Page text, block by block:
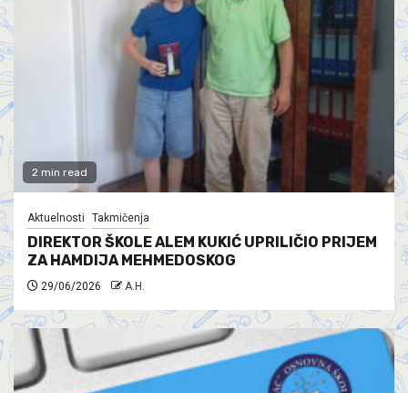
2 min read
Aktuelnosti Takmičenja
DIREKTOR ŠKOLE ALEM KUKIĆ UPRILIČIO PRIJEM
ZA HAMDIJA MEHMEDOSKOG
29/06/2026 A.H.